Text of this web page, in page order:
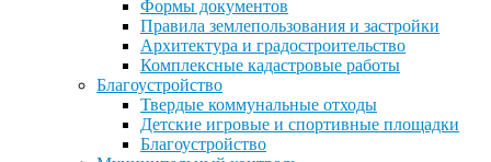
Формы документов
Правила землепользования и застройки
Архитектура и градостроительство
Комплексные кадастровые работы
Благоустройство
Твердые коммунальные отходы
Детские игровые и спортивные площадки
Благоустройство